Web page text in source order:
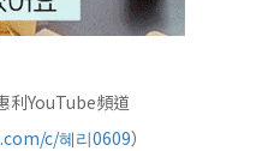
利YouTube頻道
c/혜리0609）